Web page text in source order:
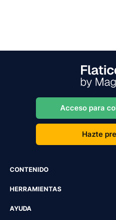
Acceso para
Hazte
CONTENIDO
HERRAMIENTAS
AYUDA